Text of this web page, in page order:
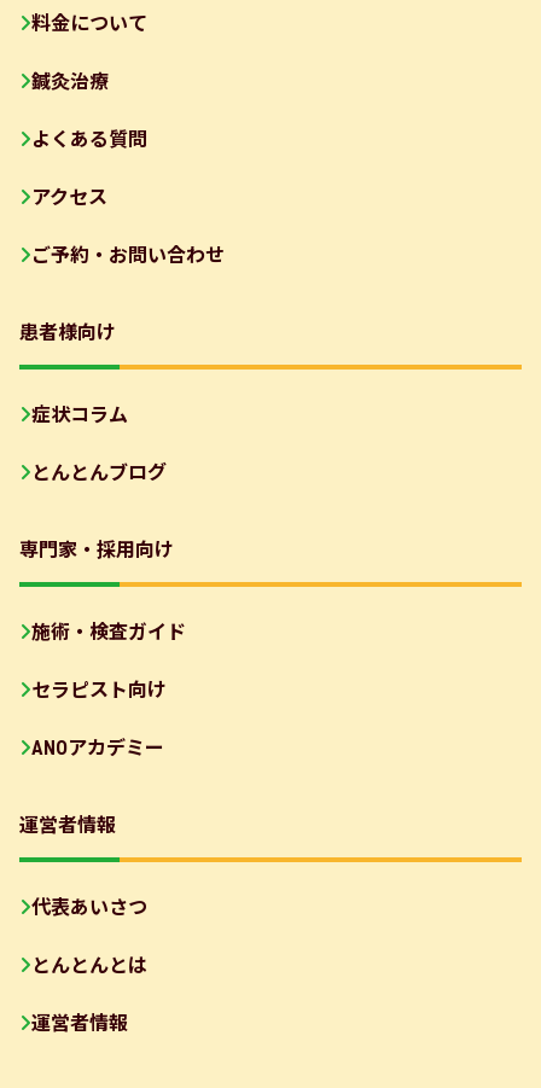
料金について
鍼灸治療
よくある質問
アクセス
ご予約・お問い合わせ
患者様向け
症状コラム
とんとんブログ
専門家・採用向け
施術・検査ガイド
セラピスト向け
ANOアカデミー
運営者情報
代表あいさつ
とんとんとは
運営者情報